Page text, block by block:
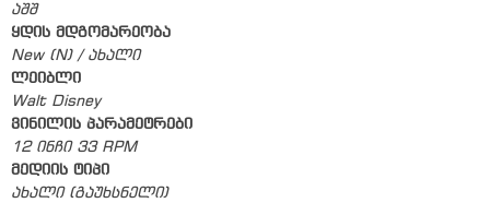
აშშ
ყდის მდგომარეობა
New (N) / ახალი
ლეიბლი
Walt Disney
ვინილის პარამეტრები
12 ინჩი 33 RPM
მედიის ტიპი
ახალი (გაუხსნელი)